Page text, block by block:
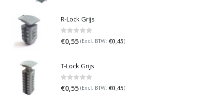
R-Lock Grijs
0 out of 5
€0,55 (Excl. BTW: €0,45)
T-Lock Grijs
0 out of 5
€0,55 (Excl. BTW: €0,45)